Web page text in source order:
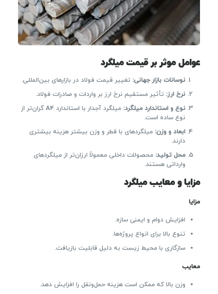
عوامل موثر بر قیمت میلگرد
نوسانات بازار جهانی: تغییر قیمت فولاد در بازارهای بین‌المللی.
نرخ ارز: تأثیر مستقیم نرخ ارز بر واردات و صادرات فولاد.
نوع و استاندارد میلگرد:
میلگرد آجدار با استاندارد A4 گران‌تر از
نوع ساده است.
ابعاد و وزن: میلگردهای با قطر و وزن بیشتر هزینه بیشتری
دارند.
محل تولید: محصولات داخلی معمولاً ارزان‌تر از میلگردهای
وارداتی هستند.
مزایا و معایب میلگرد
مزایا
افزایش دوام و ایمنی سازه.
تنوع بالا برای انواع پروژه‌ها.
سازگاری با محیط زیست به دلیل قابلیت بازیافت.
معایب
وزن بالا که ممکن است هزینه حمل‌ونقل را افزایش دهد.